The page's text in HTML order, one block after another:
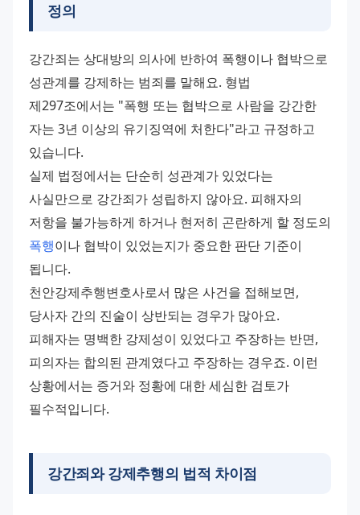
정의
강간죄는 상대방의 의사에 반하여 폭행이나 협박으로
성관계를 강제하는 범죄를 말해요. 형법
제297조에서는 "폭행 또는 협박으로 사람을 강간한
자는 3년 이상의 유기징역에 처한다"라고 규정하고
있습니다.
실제 법정에서는 단순히 성관계가 있었다는
사실만으로 강간죄가 성립하지 않아요. 피해자의
폭행이나 협박이 있었는지가 중요한 판단 기준이
됩니다.
천안강제추행변호사로서 많은 사건을 접해보면,
당사자 간의 진술이 상반되는 경우가 많아요.
피해자는 명백한 강제성이 있었다고 주장하는 반면,
피의자는 합의된 관계였다고 주장하는 경우죠. 이런
상황에서는 증거와 정황에 대한 세심한 검토가
필수적입니다.
강간죄와 강제추행의 법적 차이점